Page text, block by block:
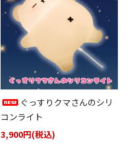
ぐっすりクマさんのシリ
コンライト
3,900円(税込)